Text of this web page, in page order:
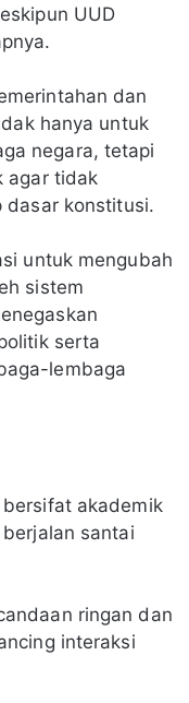
UUD
dan
hanya untuk
negara, tetapi
agar tidak
dasar konstitusi.
untuk mengubah
sistem
serta
lembaga
akademik
santai
ringan dan
interaksi